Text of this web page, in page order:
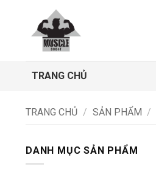
TRANG CHỦ
TRANG CHỦ / SẢN PHẨM /
DANH MỤC SẢN PHẨM